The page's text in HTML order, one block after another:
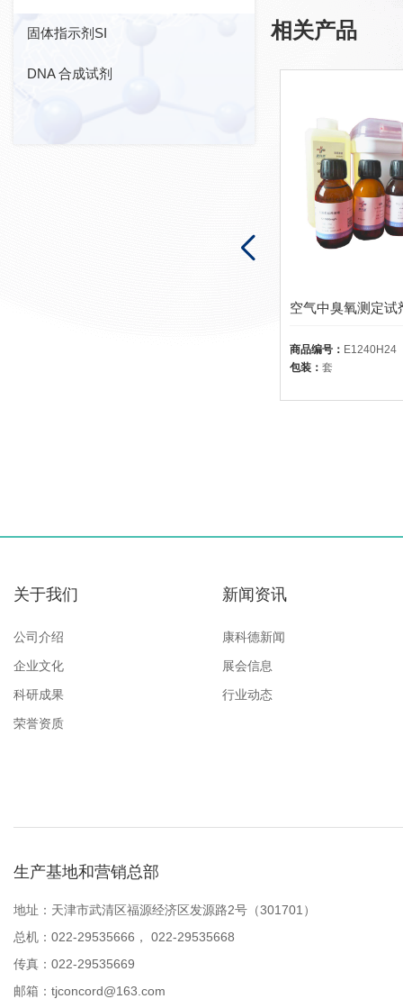
固体指示剂SI
DNA 合成试剂
相关产品
空气中臭氧测定试
商品编号： E1240H24
包装： 套
关于我们
公司介绍
企业文化
科研成果
荣誉资质
新闻资讯
康科德新闻
展会信息
行业动态
生产基地和营销总部
地址：天津市武清区福源经济区发源路2号（301701）
总机：022-29535666， 022-29535668
传真：022-29535669
邮箱： tjconcord@163.com